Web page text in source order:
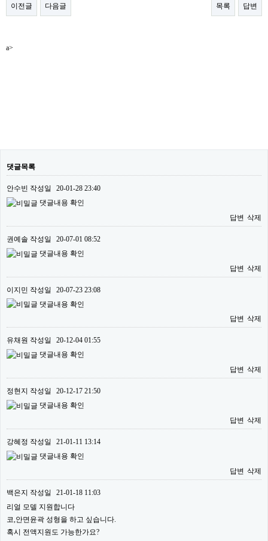
이전글 다음글 목록 답변
a>
댓글목록
안수빈 작성일
20-01-28 23:40
댓글내용 확인
답변 삭제
권예솔 작성일
20-07-01 08:52
댓글내용 확인
답변 삭제
이지민 작성일
20-07-23 23:08
댓글내용 확인
답변 삭제
유채원 작성일
20-12-04 01:55
댓글내용 확인
답변 삭제
정현지 작성일
20-12-17 21:50
댓글내용 확인
답변 삭제
강혜정 작성일
21-01-11 13:14
댓글내용 확인
답변 삭제
백은지 작성일
21-01-18 11:03
리얼 모델 지원합니다
코,안면윤곽 성형을 하고 싶습니다.
혹시 전액지원도 가능한가요?